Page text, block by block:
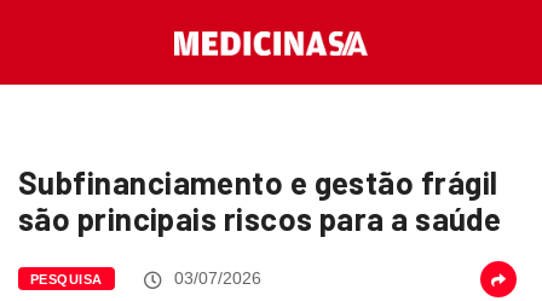
Subfinanciamento e gestão frágil
são principais riscos para a saúde
PESQUISA 03/07/2026